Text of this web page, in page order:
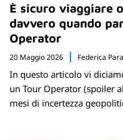
È sicuro viaggiare
davvero quando
Operator
20 Maggio 2026 Federica
In questo articolo vi
un Tour Operator (spoiler
mesi di incertezza